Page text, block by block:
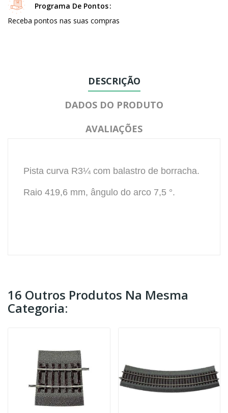
Programa De Pontos
Receba pontos nas suas compras
DESCRIÇÃO
DADOS DO PRODUTO
AVALIAÇÕES
Pista curva R3¼ com balastro de borracha.
Raio 419,6 mm, ângulo do arco 7,5 °.
16 Outros Produtos Na Mesma
Categoria: